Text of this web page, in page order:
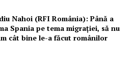
Nahoi (RFI România): Până a
Spania pe tema migrației, să nu
cât bine le-a făcut românilor